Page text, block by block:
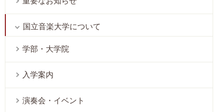
国立音楽大学について
学部・大学院
入学案内
演奏会・イベント